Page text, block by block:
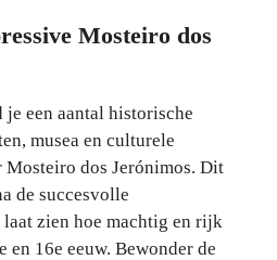
Mosteiro dos
een aantal historische
musea en culturele
dos Jerónimos. Dit
de succesvolle
zien hoe machtig en rijk
en 16e eeuw. Bewonder de